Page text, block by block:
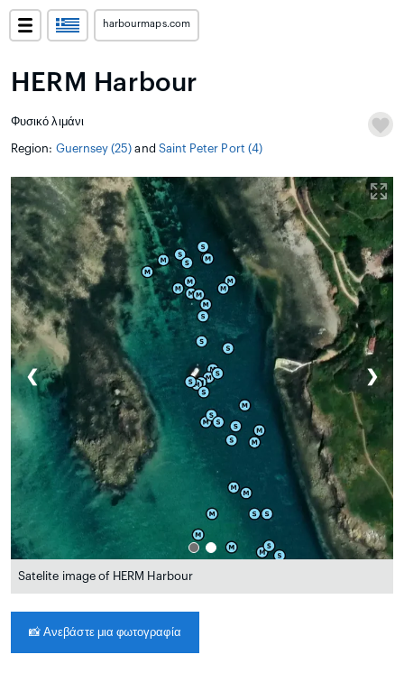
harbourmaps.com
HERM Harbour
Φυσικό λιμάνι
Region: Guernsey (25) and Saint Peter Port (4)
❮ ❯
Satelite image of HERM Harbour
📸 Ανεβάστε μια φωτογραφία